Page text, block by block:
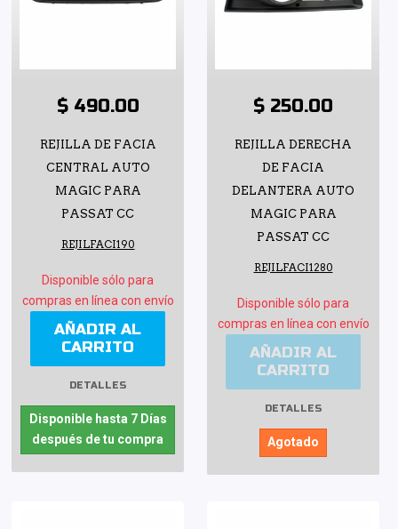
$ 490.00
REJILLA DE FACIA
CENTRAL AUTO
MAGIC PARA
PASSAT CC
REJILFACI190
Disponible sólo para
compras en línea con envío
AÑADIR AL
CARRITO
DETALLES
Disponible hasta 7 Días
después de tu compra
$ 250.00
REJILLA DERECHA
DE FACIA
DELANTERA AUTO
MAGIC PARA
PASSAT CC
REJILFACI1280
Disponible sólo para
compras en línea con envío
AÑADIR AL
CARRITO
DETALLES
Agotado